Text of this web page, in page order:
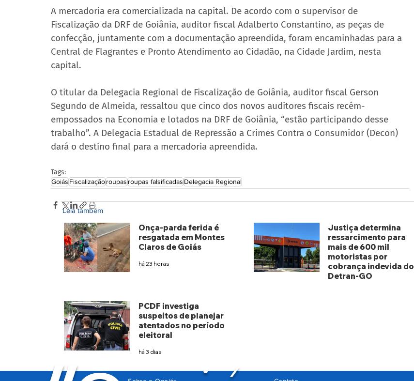
A mercadoria era comercializada na capital. De acordo com o supervisor de
Fiscalização da DRF de Goiânia, auditor fiscal Adalberto Constantino, as peças de
confecção, juntamente com a documentação apreendida, foram encaminhadas para a
Central de Flagrantes e Pronto Atendimento ao Cidadão, na Cidade Jardim, nesta
capital.
O titular da Delegacia Regional de Fiscalização de Goiânia, auditor fiscal Gerson
Segundo de Almeida, ressaltou que cinco dos novos auditores fiscais recém-
empossados na Economia e lotados na DRF de Goiânia, “estão participando desse
trabalho”. A Delegacia Estadual de Repressão a Crimes Contra o Consumidor (Decon)
dará o destino final para a mercadoria apreendida.
Tags:
Goiás Fiscalizaçãoroupas roupas falsificadas Delegacia Regional
Leia também
Onça-parda ferida é
resgatada em Montes
Claros de Goiás
há 23 horas
Justiça determina
ressarcimento para
mais de 600 mil
motoristas por
cobrança indevida do
Detran-GO
PCDF investiga
suspeitos de planejar
atentados no período
eleitoral
há 3 dias